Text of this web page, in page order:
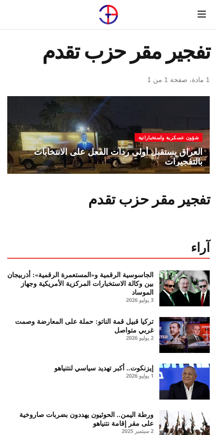
Menu
تفجير مقر حزب تقدم
1 مادة، صفحة 1 من 1
شؤون عسكرية واستخباراتية
العراق يستقبل أولى ردات الفعل على الانتخابات
بالتفجيرات
تفجير مقر حزب تقدم
آراء
الجاسوسية الرقمية و«المستعمرة الرقمية»: أذربيجان
بين وكالة الاستخبارات المركزية الأمريكية وجهاز
الموساد
3 يوليو 2026
تركيا قبيل قمة الناتو: حملة على المعارضة وصمت
غربي متواصل
2 يوليو 2026
إيزنكوت.. أكبر تهديد سياسي لنتنياهو
1 يوليو 2026
ورطة اليمن.. الحوثيون يهددون بضربات صاروخية
على مقر إقامة نتنياهو
2 سبتمبر 2025